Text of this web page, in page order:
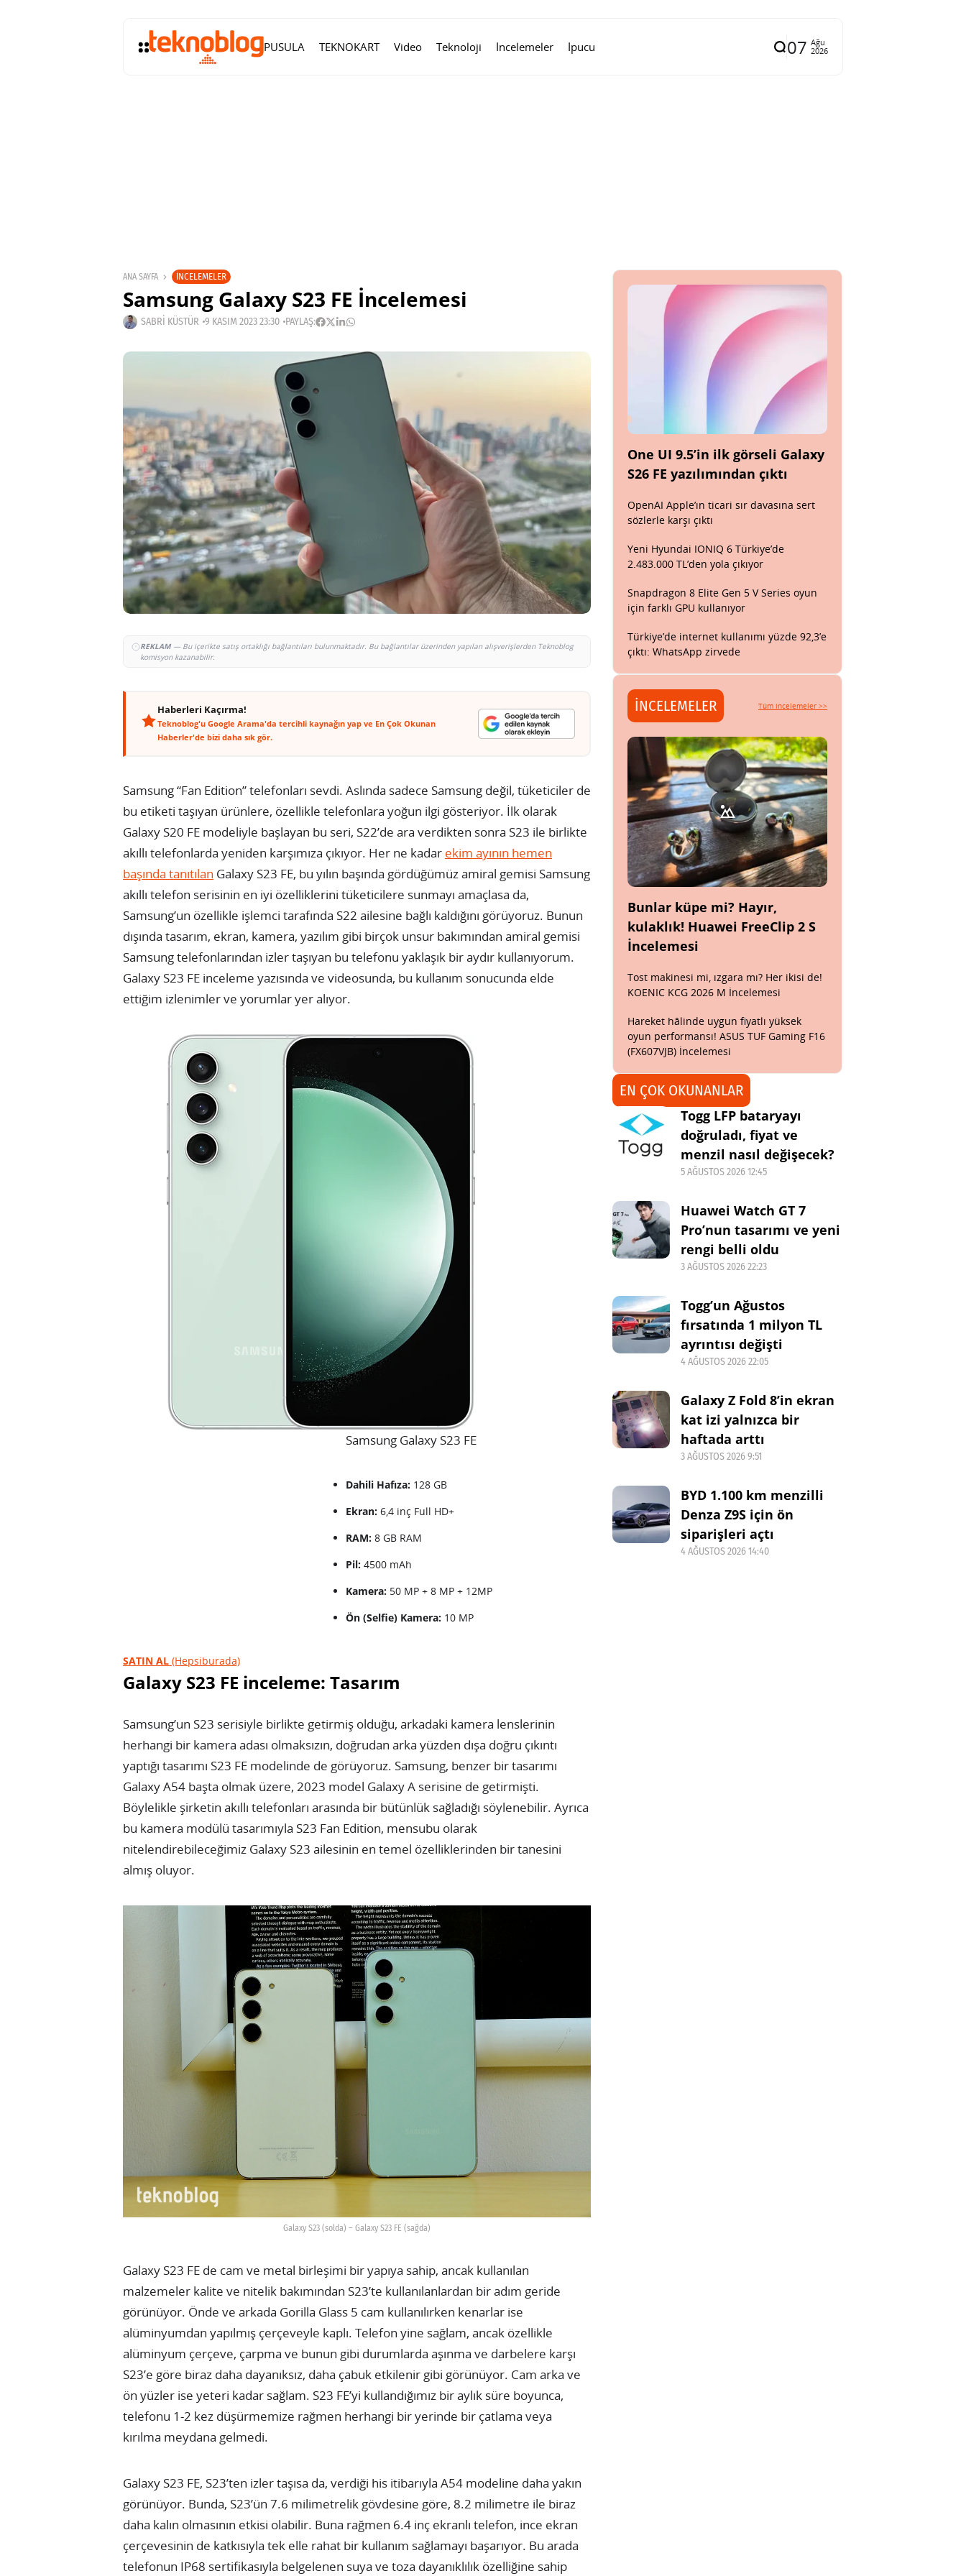
PUSULA TEKNOKART Video Teknoloji İncelemeler İpucu 07 Ağu
2026
ANA SAYFA İNCELEMELER
Samsung Galaxy S23 FE İncelemesi
SABRI KÜSTÜR 9 KASIM 2023 23:30 PAYLAŞ:
REKLAM— Bu içerikte satış ortaklığı bağlantıları bulunmaktadır. Bu bağlantılar üzerinden yapılan alışverişlerden Teknoblog
komisyon kazanabilir.
Haberleri Kaçırma!
Teknoblog'u Google Arama'da tercihli kaynağın yap ve En Çok Okunan
Haberler'de bizi daha sık gör.
Samsung “Fan Edition” telefonları sevdi. Aslında sadece Samsung değil, tüketiciler de
bu etiketi taşıyan ürünlere, özellikle telefonlara yoğun ilgi gösteriyor. İlk olarak
Galaxy S20 FE modeliyle başlayan bu seri, S22’de ara verdikten sonra S23 ile birlikte
akıllı telefonlarda yeniden karşımıza çıkıyor. Her ne kadar ekim ayının hemen
başında tanıtılan Galaxy S23 FE, bu yılın başında gördüğümüz amiral gemisi Samsung
akıllı telefon serisinin en iyi özelliklerini tüketicilere sunmayı amaçlasa da,
Samsung’un özellikle işlemci tarafında S22 ailesine bağlı kaldığını görüyoruz. Bunun
dışında tasarım, ekran, kamera, yazılım gibi birçok unsur bakımından amiral gemisi
Samsung telefonlarından izler taşıyan bu telefonu yaklaşık bir aydır kullanıyorum.
Galaxy S23 FE inceleme yazısında ve videosunda, bu kullanım sonucunda elde
ettiğim izlenimler ve yorumlar yer alıyor.
Samsung Galaxy S23 FE
Dahili Hafıza: 128 GB
Ekran: 6,4 inç Full HD+
RAM: 8 GB RAM
Pil: 4500 mAh
Kamera: 50 MP + 8 MP + 12MP
Ön (Selfie) Kamera: 10 MP
SATIN AL (Hepsiburada)
Galaxy S23 FE inceleme: Tasarım
Samsung’un S23 serisiyle birlikte getirmiş olduğu, arkadaki kamera lenslerinin
herhangi bir kamera adası olmaksızın, doğrudan arka yüzden dışa doğru çıkıntı
yaptığı tasarımı S23 FE modelinde de görüyoruz. Samsung, benzer bir tasarımı
Galaxy A54 başta olmak üzere, 2023 model Galaxy A serisine de getirmişti.
Böylelikle şirketin akıllı telefonları arasında bir bütünlük sağladığı söylenebilir. Ayrıca
bu kamera modülü tasarımıyla S23 Fan Edition, mensubu olarak
nitelendirebileceğimiz Galaxy S23 ailesinin en temel özelliklerinden bir tanesini
almış oluyor.
Galaxy S23 (solda) – Galaxy S23 FE (sağda)
Galaxy S23 FE de cam ve metal birleşimi bir yapıya sahip, ancak kullanılan
malzemeler kalite ve nitelik bakımından S23’te kullanılanlardan bir adım geride
görünüyor. Önde ve arkada Gorilla Glass 5 cam kullanılırken kenarlar ise
alüminyumdan yapılmış çerçeveyle kaplı. Telefon yine sağlam, ancak özellikle
alüminyum çerçeve, çarpma ve bunun gibi durumlarda aşınma ve darbelere karşı
S23’e göre biraz daha dayanıksız, daha çabuk etkilenir gibi görünüyor. Cam arka ve
ön yüzler ise yeteri kadar sağlam. S23 FE’yi kullandığımız bir aylık süre boyunca,
telefonu 1-2 kez düşürmemize rağmen herhangi bir yerinde bir çatlama veya
kırılma meydana gelmedi.
Galaxy S23 FE, S23’ten izler taşısa da, verdiği his itibarıyla A54 modeline daha yakın
görünüyor. Bunda, S23’ün 7.6 milimetrelik gövdesine göre, 8.2 milimetre ile biraz
daha kalın olmasının etkisi olabilir. Buna rağmen 6.4 inç ekranlı telefon, ince ekran
çerçevesinin de katkısıyla tek elle rahat bir kullanım sağlamayı başarıyor. Bu arada
telefonun IP68 sertifikasıyla belgelenen suya ve toza dayanıklılık özelliğine sahip
One UI 9.5’in ilk görseli Galaxy
S26 FE yazılımından çıktı
OpenAI Apple’ın ticari sır davasına sert
sözlerle karşı çıktı
Yeni Hyundai IONIQ 6 Türkiye’de
2.483.000 TL’den yola çıkıyor
Snapdragon 8 Elite Gen 5 V Series oyun
için farklı GPU kullanıyor
Türkiye’de internet kullanımı yüzde 92,3’e
çıktı: WhatsApp zirvede
İNCELEMELER Tüm incelemeler >>
Bunlar küpe mi? Hayır,
kulaklık! Huawei FreeClip 2 S
İncelemesi
Tost makinesi mi, ızgara mı? Her ikisi de!
KOENIC KCG 2026 M İncelemesi
Hareket hâlinde uygun fiyatlı yüksek
oyun performansı! ASUS TUF Gaming F16
(FX607VJB) İncelemesi
EN ÇOK OKUNANLAR
Togg LFP bataryayı
doğruladı, fiyat ve
menzil nasıl değişecek?
5 AĞUSTOS 2026 12:45
Huawei Watch GT 7
Pro’nun tasarımı ve yeni
rengi belli oldu
3 AĞUSTOS 2026 22:23
Togg’un Ağustos
fırsatında 1 milyon TL
ayrıntısı değişti
4 AĞUSTOS 2026 22:05
Galaxy Z Fold 8’in ekran
kat izi yalnızca bir
haftada arttı
3 AĞUSTOS 2026 9:51
BYD 1.100 km menzilli
Denza Z9S için ön
siparişleri açtı
4 AĞUSTOS 2026 14:40